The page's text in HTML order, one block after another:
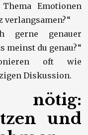
Emotionen
gerne genauer
meinst du genau?“
oft wie
Diskussion.
und